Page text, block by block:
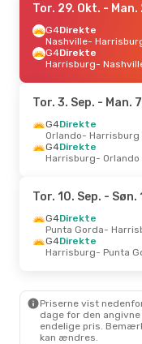
Tor. 29. Okt. - Man.
G4Direkte
Nashville-
G4Direkte
Harrisburg-
Tor. 3. Sep. - Man.
G4Direkte
Orlando- Harrisburg
G4Direkte
Harrisburg- Orlando
Tor. 10. Sep. - Søn.
G4Direkte
Punta Gorda-
G4Direkte
Harrisburg- Punta
Priserne vist
dage for den
endelige pris.
kan ændres.